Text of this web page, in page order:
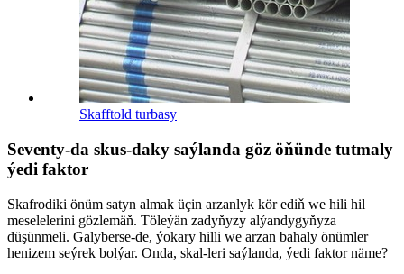
Skafftold turbasy
Seventy-da skus-daky saýlanda göz öňünde tutmaly
ýedi faktor
Skafrodiki önüm satyn almak üçin arzanlyk kör ediň we hili hil
meselelerini gözlemäň. Töleýän zadyňyzy alýandygyňyza
düşünmeli. Galyberse-de, ýokary hilli we arzan bahaly önümler
henizem seýrek bolýar. Onda, skal-leri saýlanda, ýedi faktor näme?